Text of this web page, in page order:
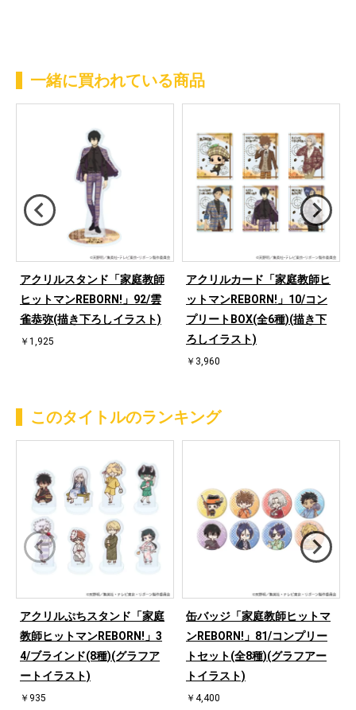
一緒に買われている商品
アクリルスタンド「家庭教師
ヒットマンREBORN!」92/雲
雀恭弥(描き下ろしイラスト)
￥1,925
アクリルカード「家庭教師ヒ
ットマンREBORN!」10/コン
プリートBOX(全6種)(描き下
ろしイラスト)
￥3,960
このタイトルのランキング
アクリルぷちスタンド「家庭
教師ヒットマンREBORN!」3
4/ブラインド(8種)(グラフア
ートイラスト)
￥935
缶バッジ「家庭教師ヒットマ
ンREBORN!」81/コンプリー
トセット(全8種)(グラフアー
トイラスト)
￥4,400